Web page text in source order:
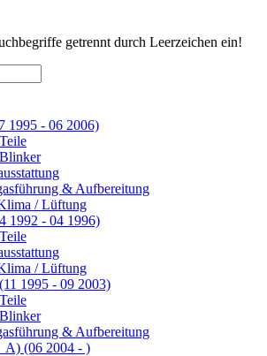
getrennt durch Leerzeichen ein!
- 06 2006)
& Aufbereitung
/ Lüftung
1992 - 04 1996)
/ Lüftung
1995 - 09 2003)
& Aufbereitung
(06 2004 - )